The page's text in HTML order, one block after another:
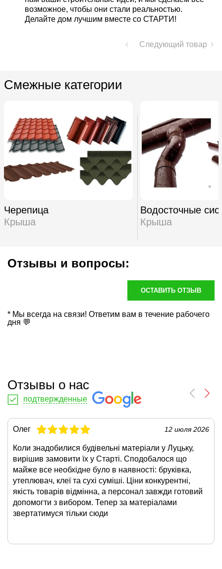
возможное, чтобы они стали реальностью.
Делайте дом лучшим вместе со СТАРТИ!
Следующий товар
Смежные категории
Черепица
Крыша
Водосточные
Крыша
Отзывы и вопросы:
ОСТАВИТЬ ОТЗЫВ
* Мы всегда на связи! Ответим вам в течение рабочего
дня 💬
Отзывы о нас
подтвержденные
Олег 12 июля 2026
Коли знадобилися будівельні матеріали у Луцьку,
вирішив замовити їх у Старті. Сподобалося що
майже все необхідне було в наявності: бруківка,
утеплювач, клеї та сухі суміші. Ціни конкурентні,
якість товарів відмінна, а персонал завжди готовий
допомогти з вибором. Тепер за матеріалами
звертатимуся тільки сюди